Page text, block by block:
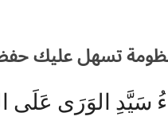
سَيَّدِ الوَرَى عَلَى